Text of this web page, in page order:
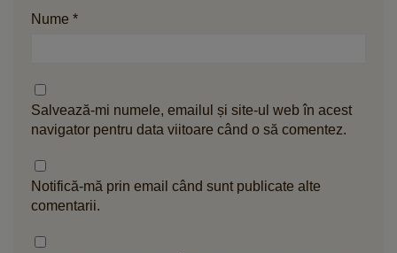
Nume *
Salvează-mi numele, emailul și site-ul web în acest
navigator pentru data viitoare când o să comentez.
Notifică-mă prin email când sunt publicate alte
comentarii.